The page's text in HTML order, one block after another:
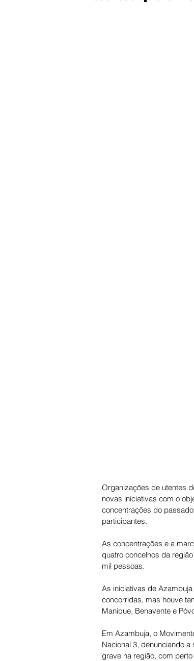
Organizações de utentes
novas iniciativas com o
concentrações do
participantes.
As concentrações e a
quatro concelhos da
mil pessoas.
As iniciativas de
concorridas, mas houve
Manique, Benavente e
Em Azambuja, o
Nacional 3, denunciando
grave na região, com